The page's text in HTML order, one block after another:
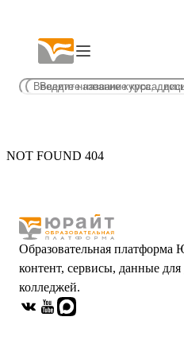
NOT FOUND 404
Образовательная платформа
контент, сервисы, данные
колледжей.